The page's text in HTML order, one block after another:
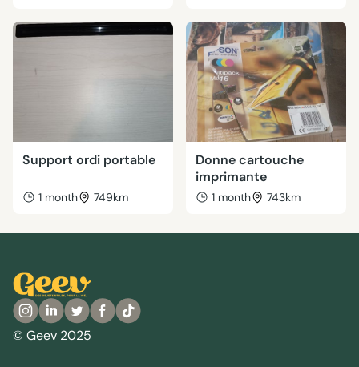
Support ordi portable
1 month 749km
Donne cartouche
imprimante
1 month 743km
© Geev 2025